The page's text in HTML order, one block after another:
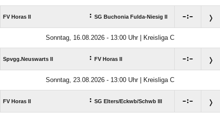
FV Horas II : SG Buchonia Fulda-Niesig II :
Sonntag, 16.08.2026 - 13:00 Uhr | Kreisliga C
Spvgg.Neuswarts II : FV Horas II :
Sonntag, 23.08.2026 - 13:00 Uhr | Kreisliga C
FV Horas II : SG Elters/​Eckwb/​Schwb III :